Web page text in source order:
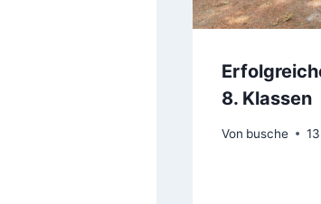
8. Klassen
Von busche